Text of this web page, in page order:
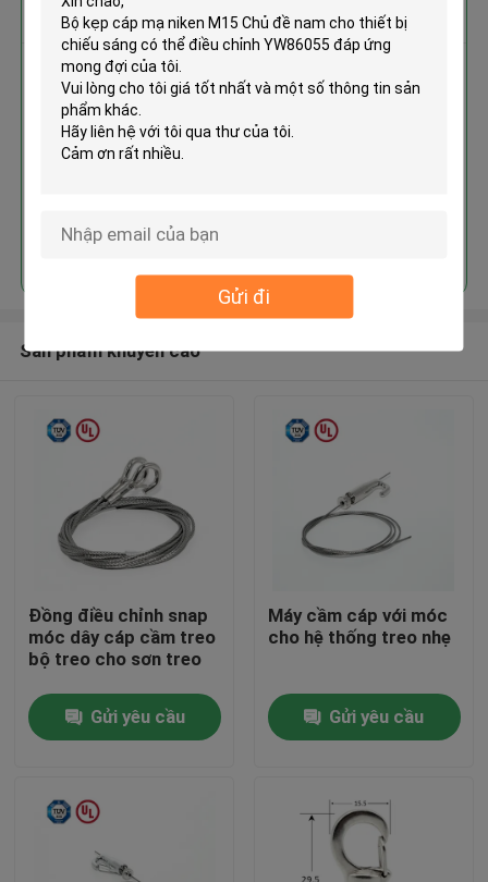
Gửi đi
Nhà
Các sản phẩm
Nhận giá tốt nhất cho
Bộ kẹp cáp mạ niken M15 Chủ đề
nam cho thiết bị chiếu sáng có
thể điều chỉnh YW86055
Tiếp tục
Sản phẩm khuyến cáo
Đồng điều chỉnh snap
móc dây cáp cầm treo
bộ treo cho sơn treo
Gửi yêu cầu
Máy cầm cáp với móc
cho hệ thống treo nhẹ
Gửi yêu cầu